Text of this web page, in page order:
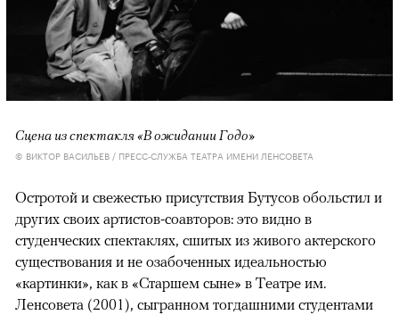
Сцена из спектакля «В ожидании Годо»
© ВИКТОР ВАСИЛЬЕВ / ПРЕСС-СЛУЖБА ТЕАТРА ИМЕНИ ЛЕНСОВЕТА
Остротой и свежестью присутствия Бутусов обольстил и
других своих артистов-соавторов: это видно в
студенческих спектаклях, сшитых из живого актерского
существования и не озабоченных идеальностью
«картинки», как в «Старшем сыне» в Театре им.
Ленсовета (2001), сыгранном тогдашними студентами